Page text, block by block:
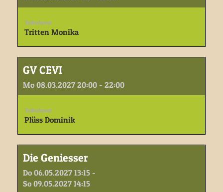
Teilnehmer
Tritten Monika
GV CEVI
Mo 08.03.2027 20:00 - 22:00
Teilnehmer
Plüss Dominik
Die Geniesser
Do 06.05.2027 13:15 -
So 09.05.2027 14:15